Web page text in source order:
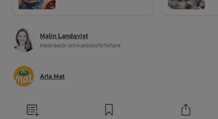
Malin Landqvist
Matkreatör och kokboksförfattare
Arla Mat